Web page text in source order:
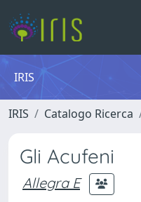
IRIS
IRIS Catalogo Ricerca
Gli Acufeni
Allegra E